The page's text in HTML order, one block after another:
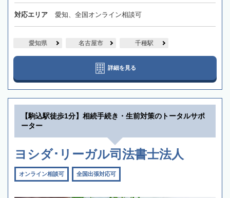
対応エリア 愛知、全国オンライン相談可
愛知県 名古屋市 千種駅
詳細を見る
【駒込駅徒歩1分】相続手続き・生前対策のトータルサポ
ーター
ヨシダ･リーガル司法書士法人
オンライン相談可 全国出張対応可